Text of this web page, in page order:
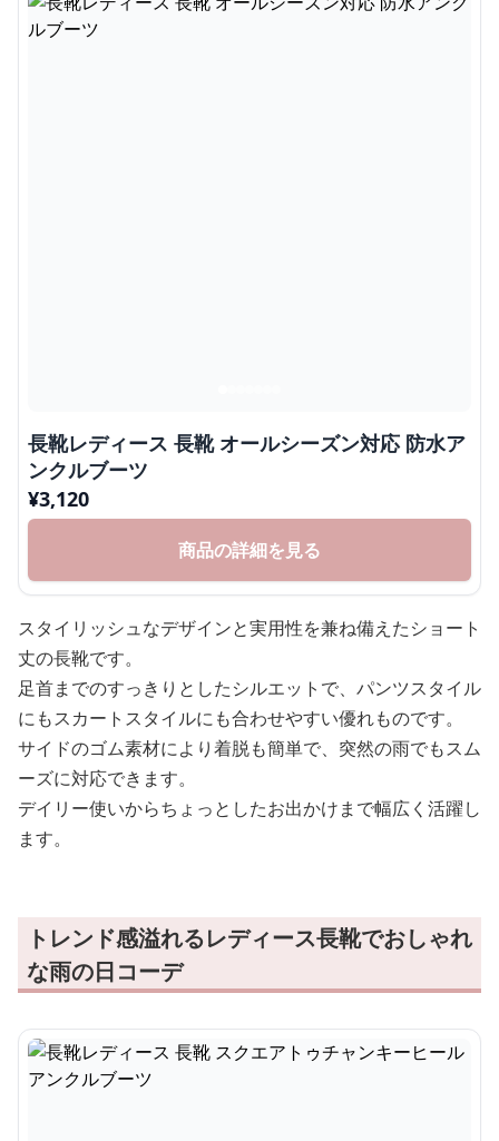
長靴レディース 長靴 オールシーズン対応 防水ア
ンクルブーツ
¥3,120
商品の詳細を見る
スタイリッシュなデザインと実用性を兼ね備えたショート
丈の長靴です。
足首までのすっきりとしたシルエットで、パンツスタイル
にもスカートスタイルにも合わせやすい優れものです。
サイドのゴム素材により着脱も簡単で、突然の雨でもスム
ーズに対応できます。
デイリー使いからちょっとしたお出かけまで幅広く活躍し
ます。
トレンド感溢れるレディース長靴でおしゃれ
な雨の日コーデ